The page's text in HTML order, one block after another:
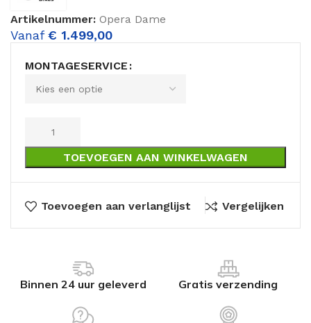
Artikelnummer: Opera Dame
Vanaf € 1.499,00
MONTAGESERVICE
TOEVOEGEN AAN WINKELWAGEN
Toevoegen aan verlanglijst Vergelijken
Binnen 24 uur geleverd Gratis verzending